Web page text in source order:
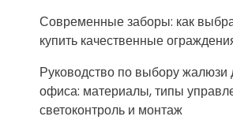
Современные заборы: как
купить качественные
Руководство по выбору жалюзи
офиса: материалы, типы
светоконтроль и монтаж